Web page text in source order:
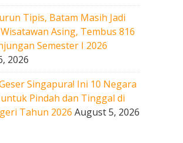
Tipis, Batam Masih Jadi
Asing, Tembus 816
Semester I 2026
2026
Singapura! Ini 10 Negara
Pindah dan Tinggal di
Tahun 2026 August 5, 2026